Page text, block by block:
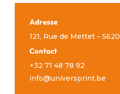
Adresse
121, Rue de Mettet –
Contact
+32 71 48 78 92
info@universprint.be